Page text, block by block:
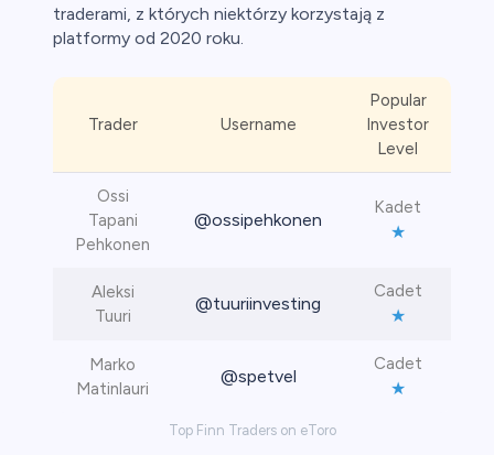
traderami, z których niektórzy korzystają z
platformy od 2020 roku.
Top Finn Traders on eToro
Trader Username
Popular
Investor
Level
Ossi
Tapani
Pehkonen
@ossipehkonen
Kadet
★
Aleksi
Tuuri
@tuuriinvesting
Cadet
★
Marko
Matinlauri
@spetvel
Cadet
★